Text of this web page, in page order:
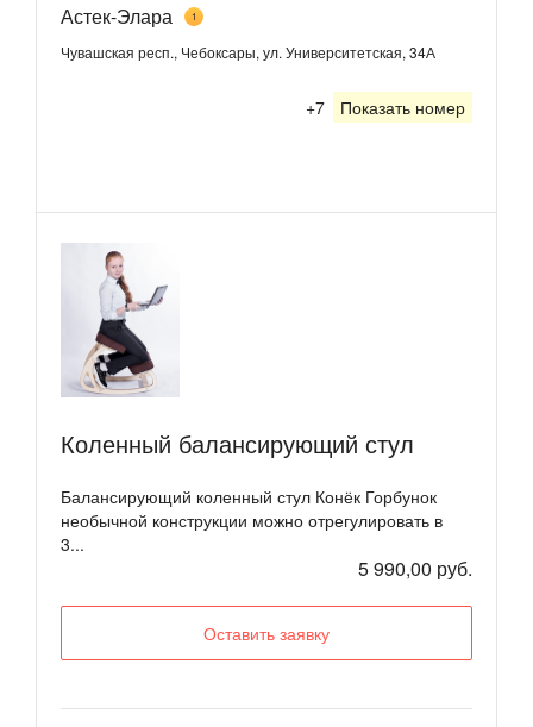
Астек-Элара 1
Чувашская респ., Чебоксары, ул. Университетская, 34А
+7 Показать номер
Коленный балансирующий стул
Балансирующий коленный стул Конёк Горбунок
необычной конструкции можно отрегулировать в
3...
5 990,00 руб.
Оставить заявку